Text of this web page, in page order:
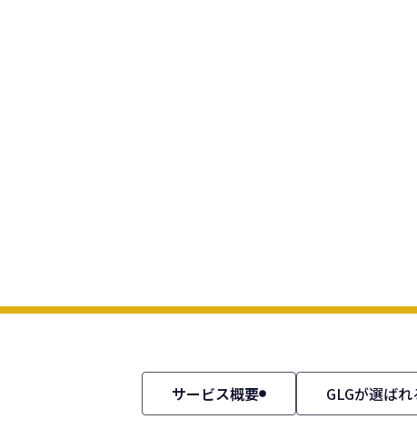
サービス概要 GLGが選ばれ